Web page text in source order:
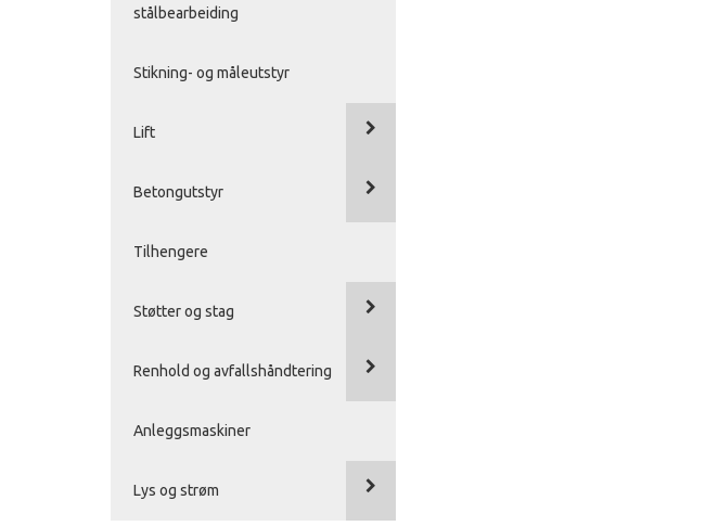
stålbearbeiding
Stikning- og måleutstyr
Lift
Betongutstyr
Tilhengere
Støtter og stag
Renhold og avfallshåndtering
Anleggsmaskiner
Lys og strøm